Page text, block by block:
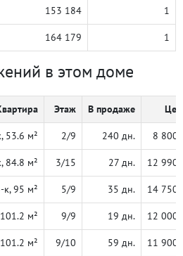
153 184 1
164 179 1
в этом доме
Этаж В продаже
53.6 м² 2/9 240 дн. 8 800
84.8 м² 3/15 27 дн. 12 990
к, 95 м² 5/9 35 дн. 14 750
м² 9/9 19 дн. 12 000
м² 9/10 59 дн. 11 900